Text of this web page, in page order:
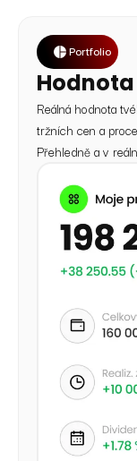
Portfolio
Reálná hodnota
tržních cen a
Přehledně a v